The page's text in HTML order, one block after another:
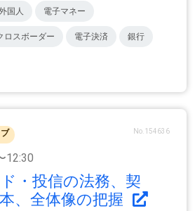
国人 電子マネー
ロスボーダー 電子決済 銀行
No.154636
12:30
・投信の法務、契
、全体像の把握